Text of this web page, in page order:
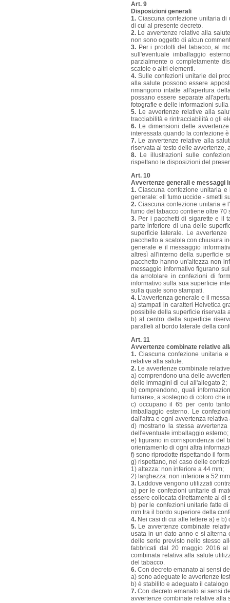
Art. 9
Disposizioni generali
1. Ciascuna confezione unitaria
di cui al presente decreto.
2. Le avvertenze relative alla
non sono oggetto di alcun
3. Per i prodotti del tabacco, al
sull'eventuale imballaggio
parzialmente o completamente
scatole o altri elementi.
4. Sulle confezioni unitarie dei
alla salute possono essere
rimangono intatte all'apertura
possano essere separate
fotografie e delle informazioni
5. Le avvertenze relative alla
tracciabilità e rintracciabilità o gli
6. Le dimensioni delle
interessata quando la confezione
7. Le avvertenze relative alla
riservata al testo delle avvertenze,
8. Le illustrazioni sulle
rispettano le disposizioni del
Art. 10
Avvertenze generali e messaggi
1. Ciascuna confezione unitaria
generale: «Il fumo uccide - smetti
2. Ciascuna confezione unitaria e
fumo del tabacco contiene oltre 70
3. Per i pacchetti di sigarette e il
parte inferiore di una delle
superficie laterale. Le
pacchetto a scatola con chiusura
generale e il messaggio
altresì all'interno della superficie
pacchetto hanno un'altezza non
messaggio informativo figurano
da arrotolare in confezioni di
informativo sulla sua superficie
sulla quale sono stampati.
4. L'avvertenza generale e il
a) stampati in caratteri Helvetica
possibile della superficie riservata
b) al centro della superficie
paralleli al bordo laterale della
Art. 11
Avvertenze combinate relative
1. Ciascuna confezione unitaria
relative alla salute.
2. Le avvertenze combinate
a) comprendono una delle
delle immagini di cui all'allegato 2;
b) comprendono, quali
fumare», a sostegno di coloro che
c) occupano il 65 per cento
imballaggio esterno. Le
dall'altra e ogni avvertenza
d) mostrano la stessa
dell'eventuale imballaggio esterno;
e) figurano in corrispondenza del
orientamento di ogni altra
f) sono riprodotte rispettando il
g) rispettano, nel caso delle
1) altezza: non inferiore a 44 mm;
2) larghezza: non inferiore a 52
3. Laddove vengono utilizzati
a) per le confezioni unitarie di
essere collocata direttamente al di
b) per le confezioni unitarie fatte
mm tra il bordo superiore della
4. Nei casi di cui alle lettere a) e
5. Le avvertenze combinate
usata in un dato anno e si alterna
delle serie previsto nello stesso
fabbricati dal 20 maggio 2016
combinata relativa alla salute
del tabacco.
6. Con decreto emanato ai sensi
a) sono adeguate le avvertenze
b) è stabilito e adeguato il
7. Con decreto emanato ai sensi
avvertenze combinate relative alla